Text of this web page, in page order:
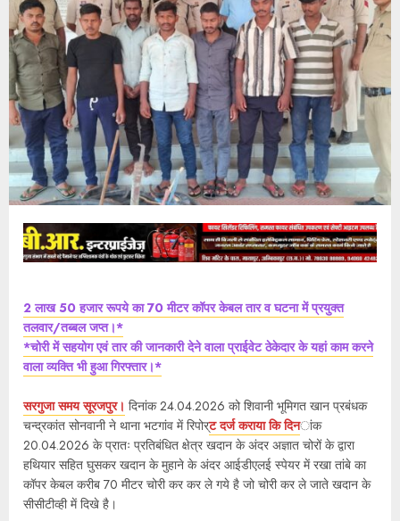
2 लाख 50 हजार रूपये का 70 मीटर कॉपर केबल तार व घटना में प्रयुक्त
तलवार/तब्बल जप्त।*
*चोरी में सहयोग एवं तार की जानकारी देने वाला प्राईवेट ठेकेदार के यहां काम करने
वाला व्यक्ति भी हुआ गिरफ्तार।*
सरगुजा समय सूरजपुर। दिनांक 24.04.2026 को शिवानी भूमिगत खान प्रबंधक
चन्द्रकांत सोनवानी ने थाना भटगांव में रिपोर्ट दर्ज कराया कि दिनांक
20.04.2026 के प्रातः प्रतिबंधित क्षेत्र खदान के अंदर अज्ञात चोरों के द्वारा
हथियार सहित घुसकर खदान के मुहाने के अंदर आईडीएलई स्पेयर में रखा तांबे का
कॉपर केबल करीब 70 मीटर चोरी कर कर ले गये है जो चोरी कर ले जाते खदान के
सीसीटीव्ही में दिखे है।